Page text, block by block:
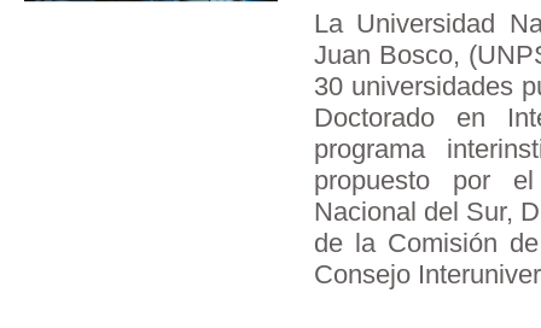
La Universidad
Juan Bosco,
30 universidades
Doctorado en
programa
propuesto por
Nacional del Sur,
de la Comisión
Consejo